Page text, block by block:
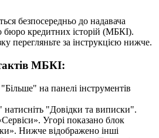
ться безпосередньо до надавача
бюро кредитних історій (МБКІ).
ку перегляньте за інструкцією нижче.
актів МБКІ:
"Більше" на панелі інструментів
натисніть "Довідки та виписки".